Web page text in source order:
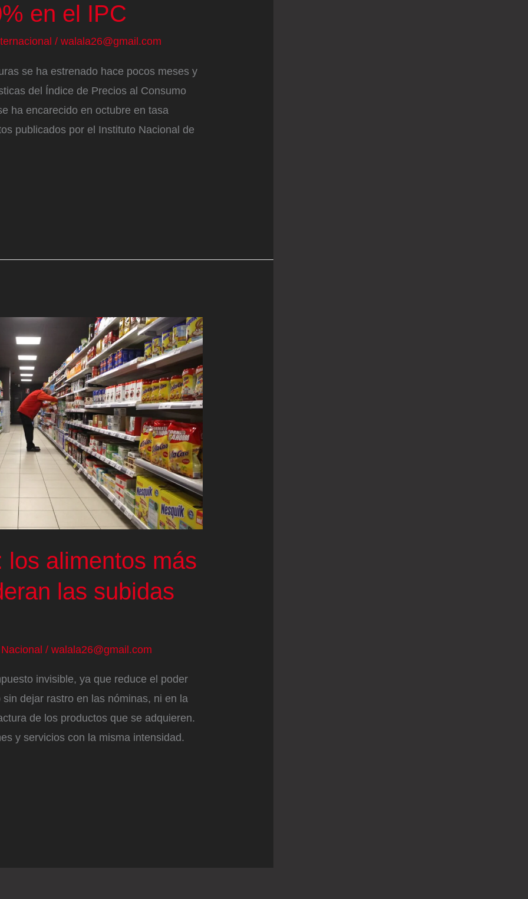
en el IPC
/ walala26@gmail.com
se ha estrenado hace pocos meses y
del Índice de Precios al Consumo
ha encarecido en octubre en tasa
publicados por el Instituto Nacional de
los alimentos más
las subidas
Nacional / walala26@gmail.com
invisible, ya que reduce el poder
dejar rastro en las nóminas, ni en la
de los productos que se adquieren.
y servicios con la misma intensidad.